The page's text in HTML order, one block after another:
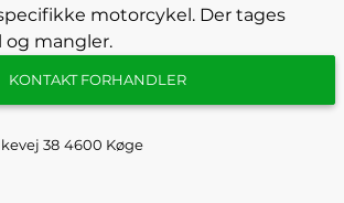
motorcykel. Der tages
og mangler.
KONTAKT FORHANDLER
38 4600 Køge